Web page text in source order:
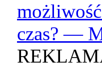
czas? —